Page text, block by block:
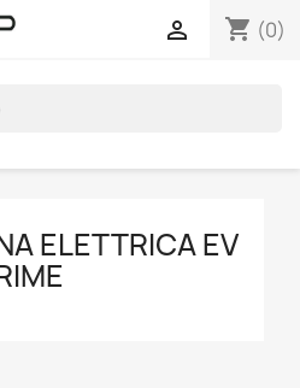
shopping_cart (0)

ELETTRICA EV